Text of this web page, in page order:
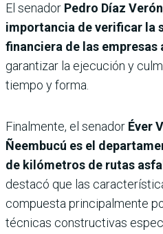
El senador Pedro Díaz Verón
importancia de verificar la
financiera de las
garantizar la ejecución y
tiempo y forma.
Finalmente, el senador Éver
Ñeembucú es el
de kilómetros de rutas
destacó que las
compuesta principalmente
técnicas constructivas